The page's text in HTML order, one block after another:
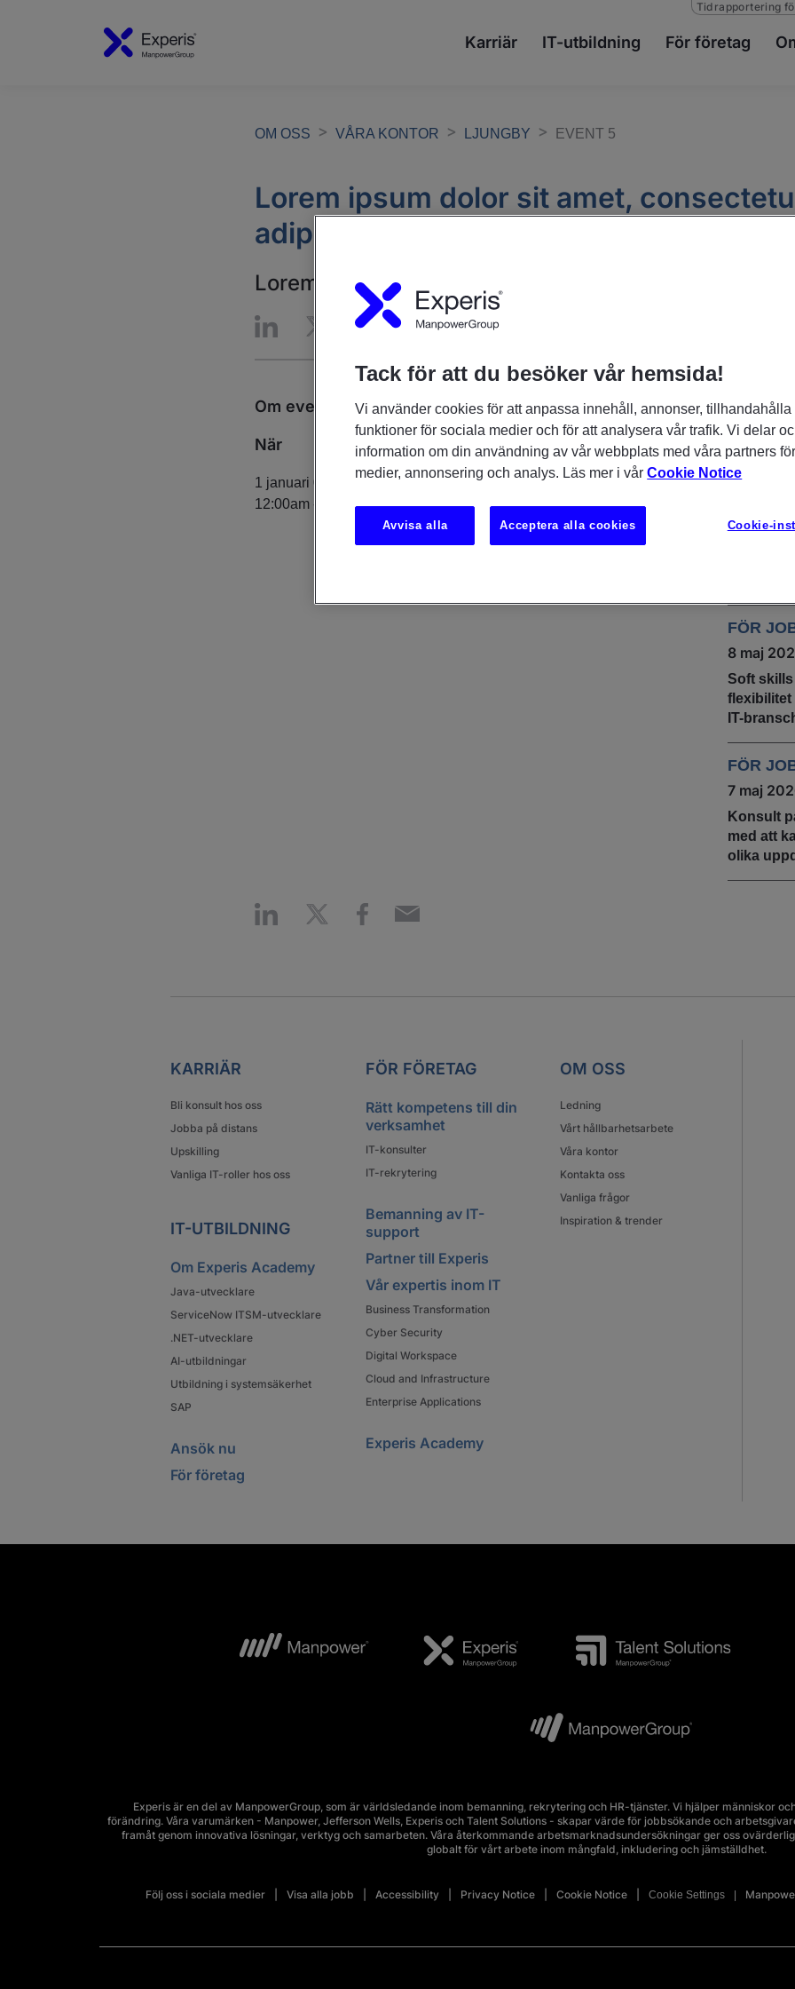
Karriär IT-utbildning För företag
Tidrapportering
OM OSS VÅRA KONTOR LJUNGBY EVENT 5
Lorem ipsum dolor sit amet,
adipiscing elit.
Lorem ipsum dolor sit amet, consectetur adipiscing
Om eventet
När
1 januari 0001
12:00am- 12:00am
DU
IT &
stabil
FÖR
8 maj
Soft
flexibilitet
IT-
FÖR
7 maj
Konsult
med att
olika
KARRIÄR
Bli konsult hos oss
Jobba på distans
Upskilling
Vanliga IT-roller hos oss
IT-UTBILDNING
Om Experis Academy
Java-utvecklare
ServiceNow ITSM-utvecklare
.NET-utvecklare
AI-utbildningar
Utbildning i systemsäkerhet
SAP
Ansök nu
För företag
FÖR FÖRETAG
Rätt kompetens till din
verksamhet
IT-konsulter
IT-rekrytering
Bemanning av IT-
support
Partner till Experis
Vår expertis inom IT
Business Transformation
Cyber Security
Digital Workspace
Cloud and Infrastructure
Enterprise Applications
Experis Academy
OM OSS
Ledning
Vårt hållbarhetsarbete
Våra kontor
Kontakta oss
Vanliga frågor
Inspiration & trender
Experis är en del av ManpowerGroup, som är världsledande inom bemanning, rekrytering och HR-tjänster. Vi hjälper människor
förändring. Våra varumärken - Manpower, Jefferson Wells, Experis och Talent Solutions - skapar värde för jobbsökande och
framåt genom innovativa lösningar, verktyg och samarbeten. Våra återkommande arbetsmarknadsundersökningar ger oss
globalt för vårt arbete inom mångfald, inkludering och jämställdhet.
Följ oss i sociala medier Visa alla jobb Accessibility Privacy Notice Cookie Notice Cookie Settings
Tack för att du besöker vår hemsida!
Vi använder cookies för att anpassa innehåll, annonser, tillhandahålla
funktioner för sociala medier och för att analysera vår trafik. Vi delar
information om din användning av vår webbplats med våra partners
medier, annonsering och analys. Läs mer i vårCookie Notice
Cookie-
Avvisa alla Acceptera alla cookies